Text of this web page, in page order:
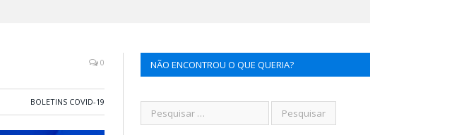
0
BOLETINS COVID-19
NÃO ENCONTROU O QUE QUERIA?